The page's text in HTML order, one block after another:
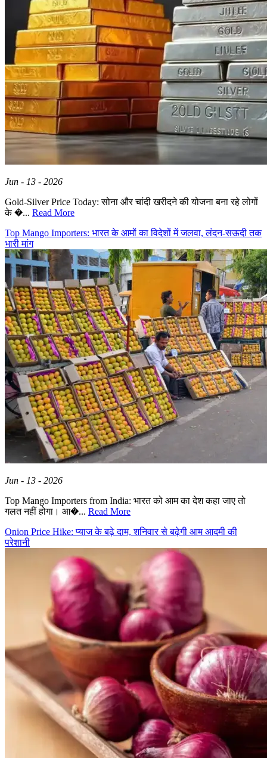
Jun - 13 - 2026
Gold-Silver Price Today: सोना और चांदी खरीदने की योजना बना रहे लोगों
के �... Read More
Top Mango Importers: भारत के आमों का विदेशों में जलवा, लंदन-सऊदी तक
भारी मांग
Jun - 13 - 2026
Top Mango Importers from India: भारत को आम का देश कहा जाए तो
गलत नहीं होगा। आ�... Read More
Onion Price Hike: प्याज के बढ़े दाम, शनिवार से बढ़ेगी आम आदमी की
परेशानी